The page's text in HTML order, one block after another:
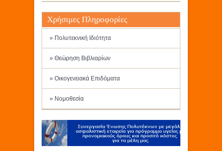
Χρήσιμες Πληροφορίες
» Πολυτεκνική Ιδιότητα
» Θεώρηση Βιβλιαρίων
» Οικογενειακά Επιδόματα
» Νομοθεσία